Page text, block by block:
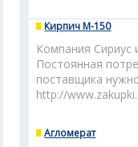
Кирпич М-150
Компания
Постоянная
поставщика
http://
Агломерат